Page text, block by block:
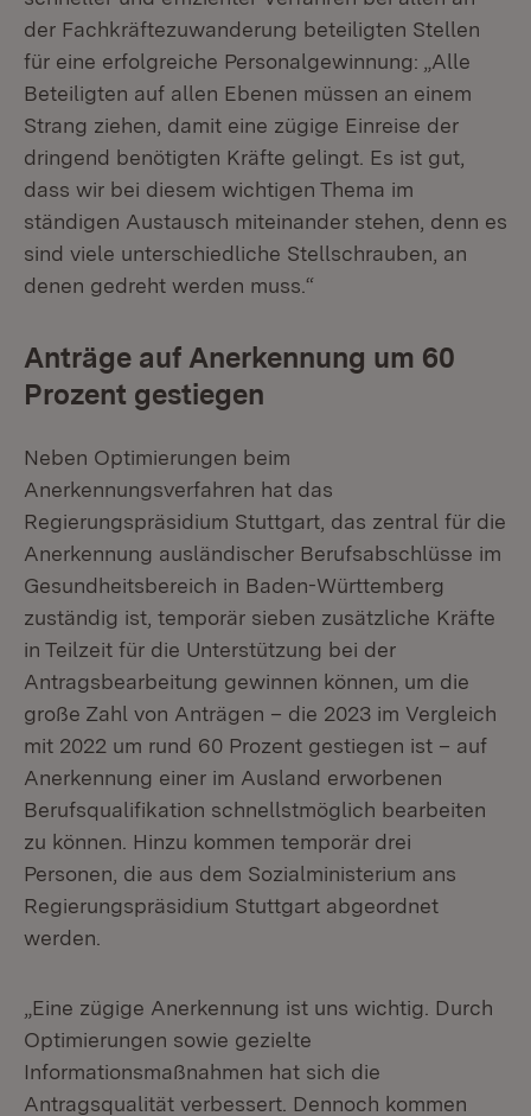
der Fachkräftezuwanderung beteiligten Stellen
für eine erfolgreiche Personalgewinnung: „Alle
Beteiligten auf allen Ebenen müssen an einem
Strang ziehen, damit eine zügige Einreise der
dringend benötigten Kräfte gelingt. Es ist gut,
dass wir bei diesem wichtigen Thema im
ständigen Austausch miteinander stehen, denn es
sind viele unterschiedliche Stellschrauben, an
denen gedreht werden muss.“
Anträge auf Anerkennung um 60
Prozent gestiegen
Neben Optimierungen beim
Anerkennungsverfahren hat das
Regierungspräsidium Stuttgart, das zentral für die
Anerkennung ausländischer Berufsabschlüsse im
Gesundheitsbereich in Baden-Württemberg
zuständig ist, temporär sieben zusätzliche Kräfte
in Teilzeit für die Unterstützung bei der
Antragsbearbeitung gewinnen können, um die
große Zahl von Anträgen – die 2023 im Vergleich
mit 2022 um rund 60 Prozent gestiegen ist – auf
Anerkennung einer im Ausland erworbenen
Berufsqualifikation schnellstmöglich bearbeiten
zu können. Hinzu kommen temporär drei
Personen, die aus dem Sozialministerium ans
Regierungspräsidium Stuttgart abgeordnet
werden.
„Eine zügige Anerkennung ist uns wichtig. Durch
Optimierungen sowie gezielte
Informationsmaßnahmen hat sich die
Antragsqualität verbessert. Dennoch kommen